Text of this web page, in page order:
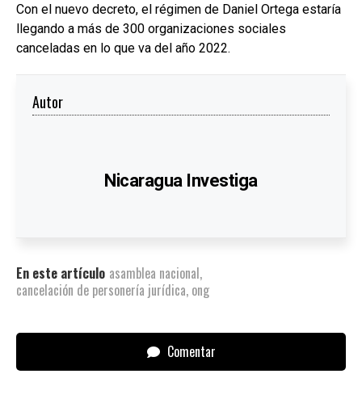
Con el nuevo decreto, el régimen de Daniel Ortega estaría
llegando a más de 300 organizaciones sociales
canceladas en lo que va del año 2022.
Autor
Nicaragua Investiga
En este artículo asamblea nacional,
cancelación de personería jurídica, ong
Comentar